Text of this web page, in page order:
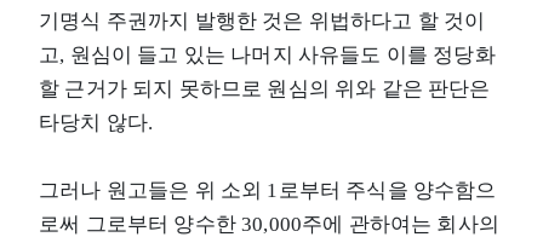
기명식 주권까지 발행한 것은 위법하다고 할 것이
고, 원심이 들고 있는 나머지 사유들도 이를 정당화
할 근거가 되지 못하므로 원심의 위와 같은 판단은
타당치 않다.
그러나 원고들은 위 소외 1로부터 주식을 양수함으
로써 그로부터 양수한 30,000주에 관하여는 회사의